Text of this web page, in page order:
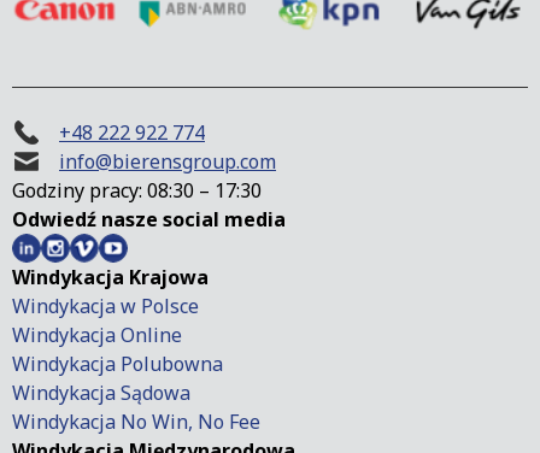
+48 222 922 774
info@bierensgroup.com
Godziny pracy: 08:30 – 17:30
Odwiedź nasze social media
Windykacja Krajowa
Windykacja w Polsce
Windykacja Online
Windykacja Polubowna
Windykacja Sądowa
Windykacja No Win, No Fee